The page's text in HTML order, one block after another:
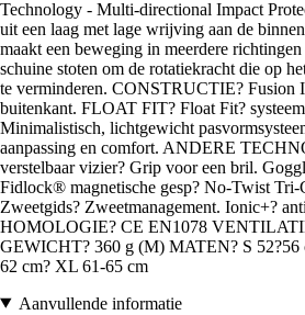
Technology - Multi-directional Impact
uit een laag met lage wrijving aan de
maakt een beweging in meerdere
schuine stoten om de rotatiekracht die op
te verminderen. CONSTRUCTIE? Fusion
buitenkant. FLOAT FIT? Float Fit?
Minimalistisch, lichtgewicht
aanpassing en comfort. ANDERE
verstelbaar vizier? Grip voor een bril.
Fidlock® magnetische gesp? No-Twist Tri-
Zweetgids? Zweetmanagement. Ionic+?
HOMOLOGIE? CE EN1078
GEWICHT? 360 g (M) MATEN? S 52?56
62 cm? XL 61-65 cm
Aanvullende informatie